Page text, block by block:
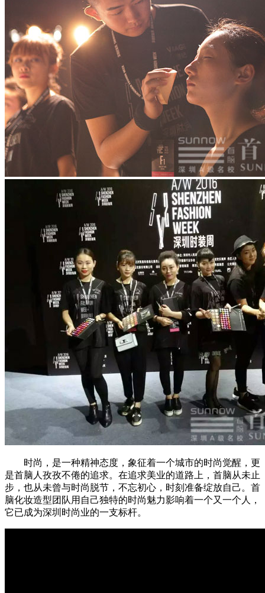
时尚，是一种精神态度，象征着一个城市的时尚觉醒，更
是首脑人孜孜不倦的追求。在追求美业的道路上，首脑从未止
步，也从未曾与时尚脱节，不忘初心，时刻准备绽放自己。首
脑化妆造型团队用自己独特的时尚魅力影响着一个又一个人，
它已成为深圳时尚业的一支标杆。